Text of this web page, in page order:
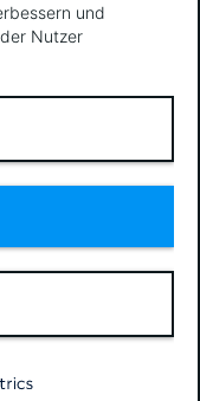
und
Nutzer